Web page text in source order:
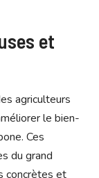
et
agriculteurs
le bien-
Ces
du grand
concrètes et